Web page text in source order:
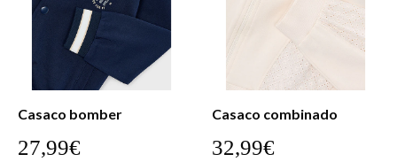
Casaco bomber
27,99€
Casaco combinado
32,99€